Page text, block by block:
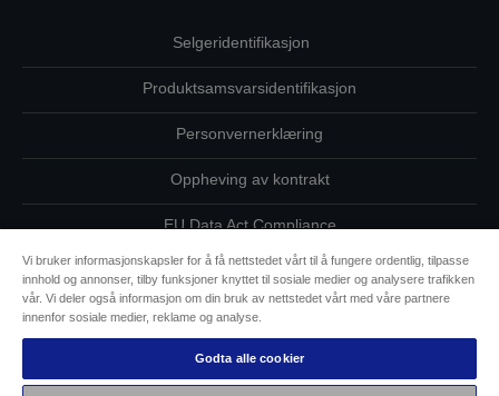
Selgeridentifikasjon
Produktsamsvarsidentifikasjon
Personvernerklæring
Oppheving av kontrakt
EU Data Act Compliance
Ta kontakt med oss vedrørende personopplysningene dine
Informasjon om informasjonskapsler
Epsons forpliktelse til tilgjengelighet
Vi bruker informasjonskapsler for å få nettstedet vårt til å fungere ordentlig, tilpasse
innhold og annonser, tilby funksjoner knyttet til sosiale medier og analysere trafikken
vår. Vi deler også informasjon om din bruk av nettstedet vårt med våre partnere
innenfor sosiale medier, reklame og analyse.
Godta alle cookier